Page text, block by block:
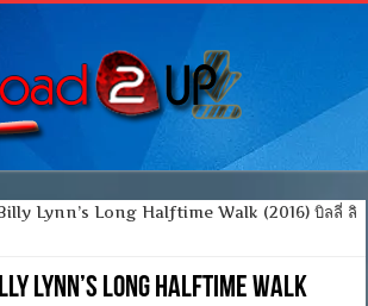
Lynn’s Long Halftime Walk (2016) บิลลี่ ลิ
Lynn’s Long Halftime Walk